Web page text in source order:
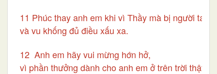
11 Phúc thay anh em khi vì Thầy mà bị người ta sỉ
và vu khống đủ điều xấu xa.
12 Anh em hãy vui mừng hớn hở,
vì phần thưởng dành cho anh em ở trên trời thật